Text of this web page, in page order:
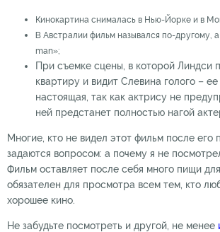
Кинокартина снималась в Нью-Йорке и в
В Австралии фильм назывался по-другому,
man»;
При съемке сцены, в которой Линдси
квартиру и видит Слевина голого –
настоящая, так как актрису не
ней предстанет полностью нагой
Многие, кто не видел этот фильм после его
задаются вопросом: а почему я не
Фильм оставляет после себя много пищи
обязателен для просмотра всем тем, кто
хорошее кино.
Не забудьте посмотреть и другой, не менее